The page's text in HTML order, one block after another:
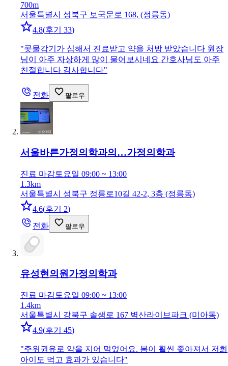
700m
서울특별시 성북구 보국문로 168, (정릉동)
4.8(후기 33)
"콧물감기가 심해서 진료받고 약을 처방 받았습니다 원장
님이 아주 자상하게 많이 물어보시네요 간호사님도 아주
친절합니다 감사합니다"
전화 팔로우
서울바른가정의학과의…가정의학과
진료 마감토요일 09:00 ~ 13:00
1.3km
서울특별시 성북구 정릉로10길 42-2, 3층 (정릉동)
4.6(후기 2)
전화
팔로우
유성현의원가정의학과
진료 마감토요일 09:00 ~ 13:00
1.4km
서울특별시 강북구 솔샘로 167 벽산라이브파크 (미아동)
4.9(후기 45)
"주위권유로 약을 지어 먹었어요. 봄이 훨씬 좋아져서 저희
아이도 먹고 효과가 있습니다"